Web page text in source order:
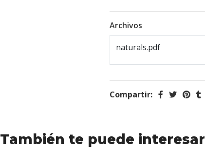
Archivos
naturals.pdf
Compartir:
También te puede interesar